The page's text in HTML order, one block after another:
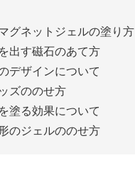
グネットジェルの塗り方
出す磁石のあて方
デザインについて
ズののせ方
塗る効果について
のジェルののせ方